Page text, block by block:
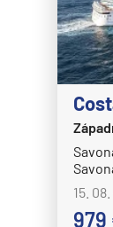
15.
979